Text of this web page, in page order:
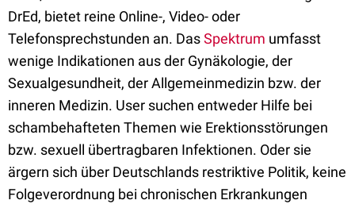
DrEd, bietet reine Online-, Video- oder
Telefonsprechstunden an. DasSpektrum umfasst
wenige Indikationen aus der Gynäkologie, der
Sexualgesundheit, der Allgemeinmedizin bzw. der
inneren Medizin. User suchen entweder Hilfe bei
schambehafteten Themen wie Erektionsstörungen
bzw. sexuell übertragbaren Infektionen. Oder sie
ärgern sich über Deutschlands restriktive Politik, keine
Folgeverordnung bei chronischen Erkrankungen